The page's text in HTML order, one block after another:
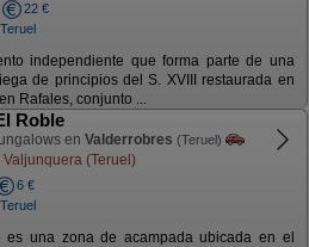
22 €
independiente que forma parte de una
de principios del S. XVIII restaurada en
Rafales, conjunto ...
Roble
en Valderrobres (Teruel)
Valjunquera (Teruel)
6 €
es una zona de acampada ubicada en el